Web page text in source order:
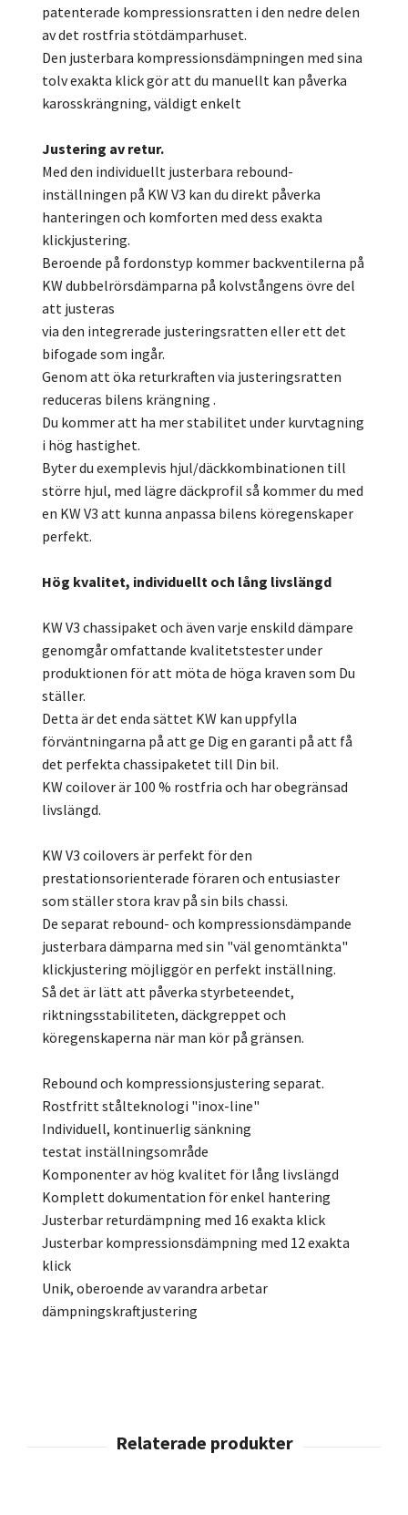
patenterade kompressionsratten i den nedre delen
av det rostfria stötdämparhuset.
Den justerbara kompressionsdämpningen med sina
tolv exakta klick gör att du manuellt kan påverka
karosskrängning, väldigt enkelt
Justering av retur.
Med den individuellt justerbara rebound-
inställningen på KW V3 kan du direkt påverka
hanteringen och komforten med dess exakta
klickjustering.
Beroende på fordonstyp kommer backventilerna på
KW dubbelrörsdämparna på kolvstångens övre del
att justeras
via den integrerade justeringsratten eller ett det
bifogade som ingår.
Genom att öka returkraften via justeringsratten
reduceras bilens krängning .
Du kommer att ha mer stabilitet under kurvtagning
i hög hastighet.
Byter du exemplevis hjul/däckkombinationen till
större hjul, med lägre däckprofil så kommer du med
en KW V3 att kunna anpassa bilens köregenskaper
perfekt.
Hög kvalitet, individuellt och lång livslängd
KW V3 chassipaket och även varje enskild dämpare
genomgår omfattande kvalitetstester under
produktionen för att möta de höga kraven som Du
ställer.
Detta är det enda sättet KW kan uppfylla
förväntningarna på att ge Dig en garanti på att få
det perfekta chassipaketet till Din bil.
KW coilover är 100 % rostfria och har obegränsad
livslängd.
KW V3 coilovers är perfekt för den
prestationsorienterade föraren och entusiaster
som ställer stora krav på sin bils chassi.
De separat rebound- och kompressionsdämpande
justerbara dämparna med sin "väl genomtänkta"
klickjustering möjliggör en perfekt inställning.
Så det är lätt att påverka styrbeteendet,
riktningsstabiliteten, däckgreppet och
köregenskaperna när man kör på gränsen.
Rebound och kompressionsjustering separat.
Rostfritt stålteknologi "inox-line"
Individuell, kontinuerlig sänkning
testat inställningsområde
Komponenter av hög kvalitet för lång livslängd
Komplett dokumentation för enkel hantering
Justerbar returdämpning med 16 exakta klick
Justerbar kompressionsdämpning med 12 exakta
klick
Unik, oberoende av varandra arbetar
dämpningskraftjustering